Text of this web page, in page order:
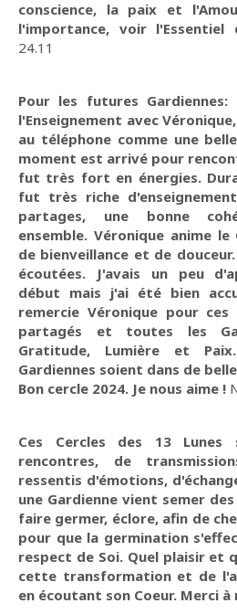
conscience, la paix et
l'importance, voir
24.11
Pour les futures
l'Enseignement avec
au téléphone comme une
moment est arrivé pour
fut très fort en énergies.
fut très riche
partages, une bonne
ensemble. Véronique anime le
de bienveillance et de
écoutées. J'avais un peu
début mais j'ai été bien
remercie Véronique pour ces
partagés et toutes les
Gratitude, Lumière et
Gardiennes soient dans de
Bon cercle 2024. Je nous aime !
Ces Cercles des 13
rencontres, de
ressentis d'émotions,
une Gardienne vient semer
faire germer, éclore, afin de
pour que la germination
respect de Soi. Quel plaisir et
cette transformation et de
en écoutant son Coeur. Merci